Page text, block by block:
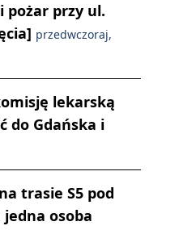
pożar przy ul.
przedwczoraj,
lekarską
do Gdańska i
trasie S5 pod
jedna osoba